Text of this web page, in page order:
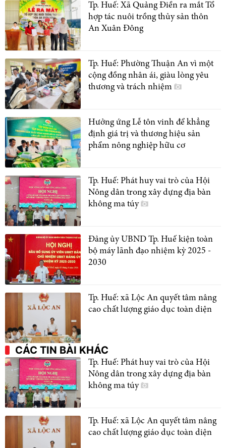
Tp. Huế: Xã Quảng Điền ra mắt Tổ
hợp tác nuôi trồng thủy sản thôn
An Xuân Đông
Tp. Huế: Phường Thuận An vì một
cộng đồng nhân ái, giàu lòng yêu
thương và trách nhiệm
Hưởng ứng Lễ tôn vinh để khẳng
định giá trị và thương hiệu sản
phẩm nông nghiệp hữu cơ
Tp. Huế: Phát huy vai trò của Hội
Nông dân trong xây dựng địa bàn
không ma túy
Đảng ủy UBND Tp. Huế kiện toàn
bộ máy lãnh đạo nhiệm kỳ 2025 -
2030
Tp. Huế: xã Lộc An quyết tâm nâng
cao chất lượng giáo dục toàn diện
CÁC TIN BÀI KHÁC
Tp. Huế: Phát huy vai trò của Hội
Nông dân trong xây dựng địa bàn
không ma túy
Tp. Huế: xã Lộc An quyết tâm nâng
cao chất lượng giáo dục toàn diện